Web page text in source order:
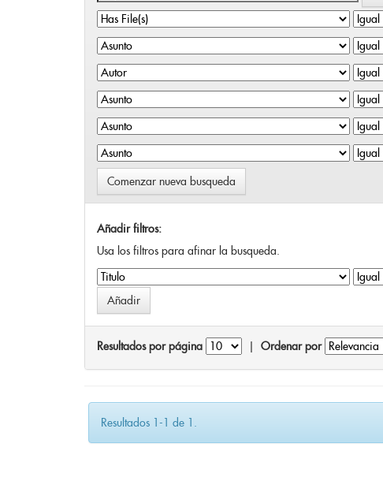
Comenzar nueva busqueda
Añadir filtros:
Usa los filtros para afinar la busqueda.
Resultados por página Ordenar por
Resultados 1-1 de 1.